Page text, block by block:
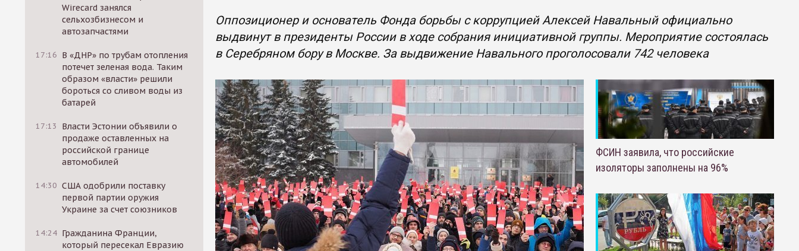
Wirecard занялся
сельхозбизнесом и
автозапчастями
17:16 В «ДНР» по трубам отопления
потечет зеленая вода. Таким
образом «власти» решили
бороться со сливом воды из
батарей
17:13
Власти Эстонии объявили о
продаже оставленных на
российской границе
автомобилей
14:30 США одобрили поставку
первой партии оружия
Украине за счет союзников
14:24 Гражданина Франции,
который пересекал Евразию
Оппозиционер и основатель Фонда борьбы с коррупцией Алексей Навальный официально
выдвинут в президенты России в ходе собрания инициативной группы. Мероприятие состоялась
в Серебряном бору в Москве. За выдвижение Навального проголосовали 742 человека
ФСИН заявила, что российские
изоляторы заполнены на 96%